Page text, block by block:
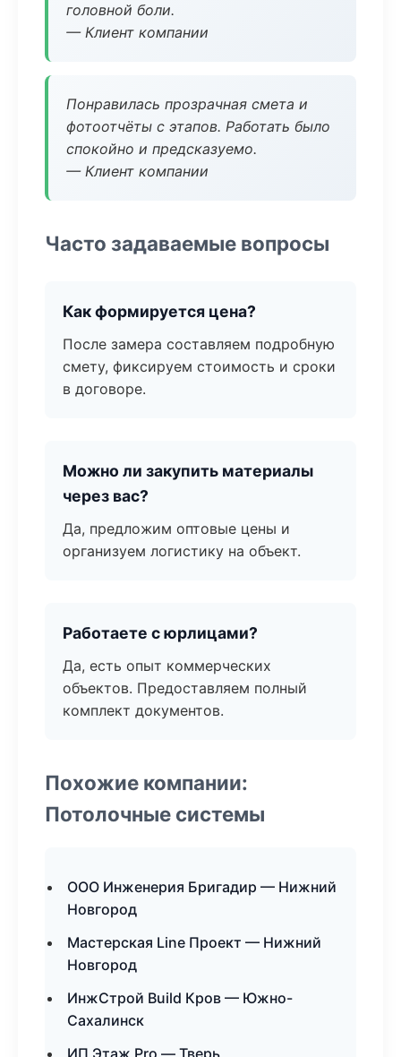
головной боли.
— Клиент компании
Понравилась прозрачная смета и
фотоотчёты с этапов. Работать было
спокойно и предсказуемо.
— Клиент компании
Часто задаваемые вопросы
Как формируется цена?
После замера составляем подробную
смету, фиксируем стоимость и сроки
в договоре.
Можно ли закупить материалы
через вас?
Да, предложим оптовые цены и
организуем логистику на объект.
Работаете с юрлицами?
Да, есть опыт коммерческих
объектов. Предоставляем полный
комплект документов.
Похожие компании:
Потолочные системы
ООО Инженерия Бригадир — Нижний
Новгород
Мастерская Line Проект — Нижний
Новгород
ИнжСтрой Build Кров — Южно-
Сахалинск
ИП Этаж Pro — Тверь